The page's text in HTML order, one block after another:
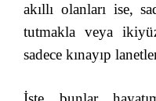
akıllı olanları ise,
tutmakla veya
sadece kınayıp